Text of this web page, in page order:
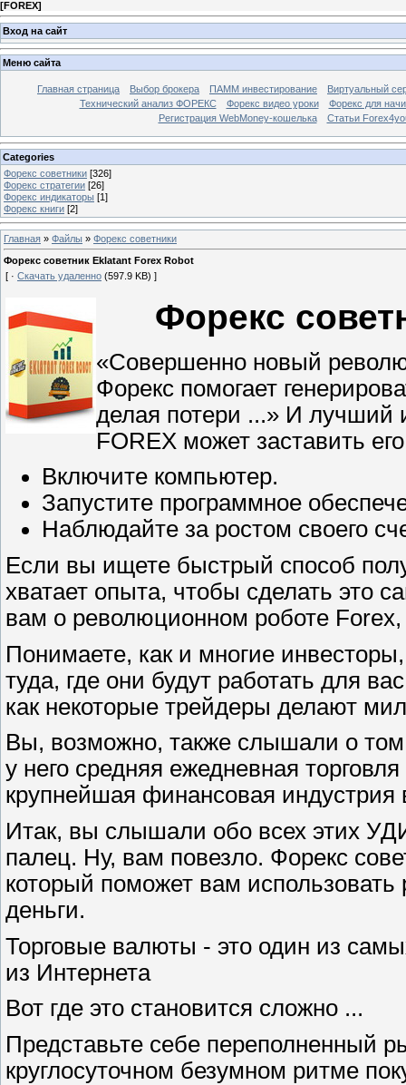
[FOREX]
Вход на сайт
Меню сайта
Главная страница Выбор брокера ПАММ инвестирование
Виртуальный
Технический анализ ФОРЕКС
Форекс видео уроки
Форекс для
Регистрация WebMoney-кошелька
Статьи
Categories
Форекс cоветники [326]
Форекс стратегии [26]
Форекс индикаторы [1]
Форекс книги [2]
Главная » Файлы » Форекс cоветники
Форекс советник Eklatant Forex Robot
[ · Скачать удаленно (597.9 KB) ]
Форекс
«Совершенно новый
Форекс помогает
делая потери ...» И лучший
FOREX может заставить
Включите компьютер.
Запустите программное
Наблюдайте за ростом своего
Если вы ищете быстрый способ
хватает опыта, чтобы сделать это
вам о революционном роботе
Понимаете, как и многие
туда, где они будут работать для
как некоторые трейдеры делают
Вы, возможно, также слышали о
у него средняя ежедневная
крупнейшая финансовая
Итак, вы слышали обо всех этих
палец. Ну, вам повезло. Форекс
который поможет вам
деньги.
Торговые валюты - это один из
из Интернета
Вот где это становится сложно ...
Представьте себе переполненный
круглосуточном безумном ритме